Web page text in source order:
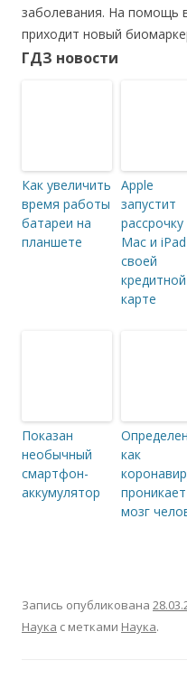
заболевания. На помощь
приходит новый
ГДЗ новости
Как увеличить
время работы
батареи на
планшете
Apple
запустит
рассрочку
Mac и
своей
кредитной
карте
Показан
необычный
смартфон-
аккумулятор
как
мозг
Запись опубликована
Наука с метками Наука.